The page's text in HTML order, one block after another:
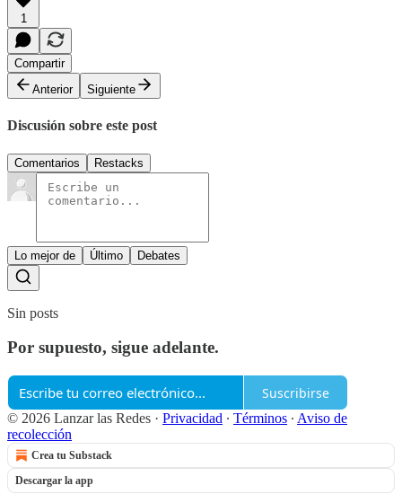
1
Compartir
Anterior
Siguiente
Discusión sobre este post
Comentarios Restacks
Lo mejor de Último Debates
Sin posts
Por supuesto, sigue adelante.
Suscribirse
© 2026 Lanzar las Redes · Privacidad ∙ Términos ∙ Aviso de
recolección
Crea tu Substack
Descargar la app